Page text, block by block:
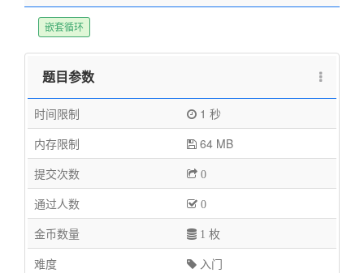
嵌套循环
题目参数
时间限制
1 秒
内存限制
64 MB
提交次数
0
通过人数 0
金币数量 1 枚
难度 入门